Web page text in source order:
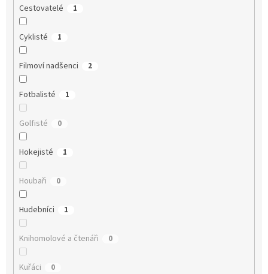
Cestovatelé 1
Cyklisté 1
Filmoví nadšenci 2
Fotbalisté 1
Golfisté 0
Hokejisté 1
Houbaři 0
Hudebníci 1
Knihomolové a čtenáři 0
Kuřáci 0